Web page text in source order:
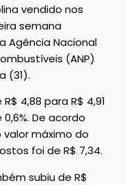
vendido nos
semana
Agência Nacional
(ANP)
(31).
4,88 para R$ 4,91
De acordo
máximo do
foi de R$ 7,34.
subiu de R$